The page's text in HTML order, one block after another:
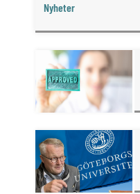
fråga".
Nyheter